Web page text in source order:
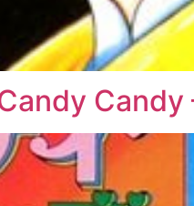
Candy